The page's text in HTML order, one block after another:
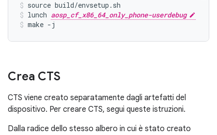
source build/envsetup.sh
lunch aosp_cf_x86_64_only_phone-userdebug
make -j
Crea CTS
CTS viene creato separatamente dagli artefatti del
dispositivo. Per creare CTS, segui queste istruzioni.
Dalla radice dello stesso albero in cui è stato creato